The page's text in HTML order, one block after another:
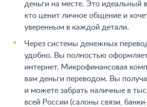
деньги на месте. Это идеальный
кто ценит личное общение и
уверенным в каждой детали.
Через системы денежных
удобно. Вы полностью
интернет. Микрофинансовая
вам деньги переводом. Вы
и можете забрать наличные в
всей России (салоны связи,